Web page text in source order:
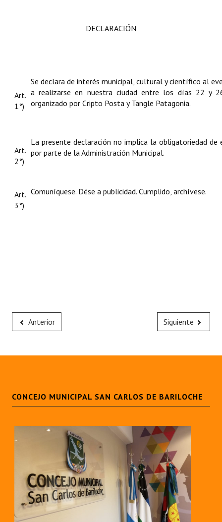
DECLARACIÓN
Art.
1°)
Se declara de interés municipal, cultural y científico al
a realizarse en nuestra ciudad entre los días 22 y
organizado por Cripto Posta y Tangle Patagonia.
Art.
2°)
La presente declaración no implica la obligatoriedad de
por parte de la Administración Municipal.
Art.
3°)
Comuníquese. Dése a publicidad. Cumplido, archívese.
Anterior Siguiente
CONCEJO MUNICIPAL SAN CARLOS DE BARILOCHE